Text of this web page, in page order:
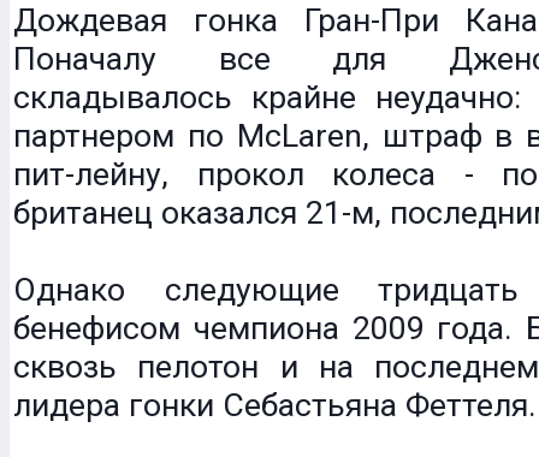
Дождевая гонка Гран-При
Поначалу все для
складывалось крайне неудачно:
партнером по McLaren, штраф в
пит-лейну, прокол колеса -
британец оказался 21-м,
Однако следующие
бенефисом чемпиона 2009 года.
сквозь пелотон и на
лидера гонки Себастьяна Феттеля.